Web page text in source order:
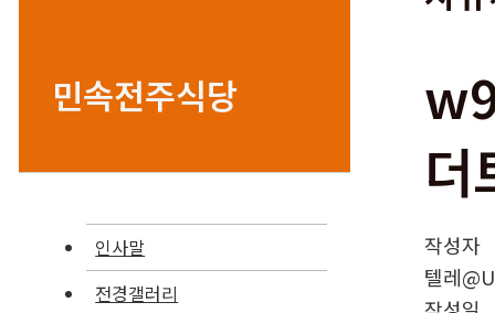
민속전주식당
인사말
전경갤러리
더
작성자
텔레